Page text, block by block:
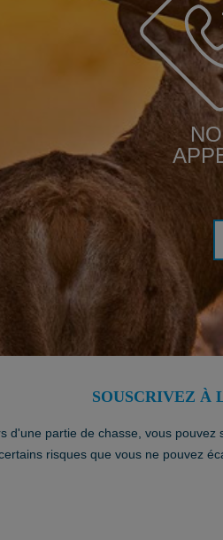
SOUSCRIVEZ À
d'une partie de chasse, vous
risques que vous ne pouvez